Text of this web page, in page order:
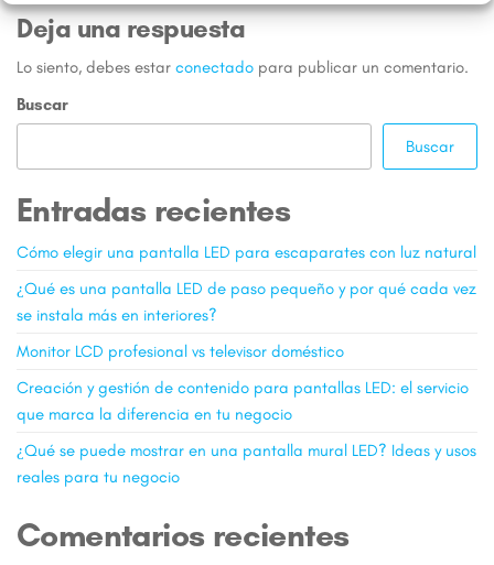
Deja una respuesta
Lo siento, debes estar conectado para publicar un comentario.
Buscar
Buscar
Entradas recientes
Cómo elegir una pantalla LED para escaparates con luz natural
¿Qué es una pantalla LED de paso pequeño y por qué cada vez
se instala más en interiores?
Monitor LCD profesional vs televisor doméstico
Creación y gestión de contenido para pantallas LED: el servicio
que marca la diferencia en tu negocio
¿Qué se puede mostrar en una pantalla mural LED? Ideas y usos
reales para tu negocio
Comentarios recientes